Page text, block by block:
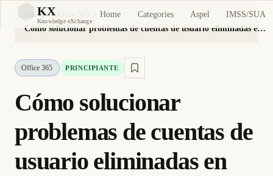
KX
Knowledge eXchange
Home Categories Aspel IMSS/SUA
Inicio
Office 365
Cómo solucionar problemas de cuentas de usuario eliminadas en Office 365
Office 365 PRINCIPIANTE
Cómo solucionar
problemas de cuentas de
usuario eliminadas en